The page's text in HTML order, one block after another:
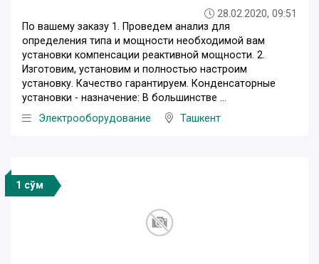
28.02.2020, 09:51
По вашему заказу 1. Проведем анализ для
определения типа и мощности необходимой вам
установки компенсации реактивной мощности. 2.
Изготовим, установим и полностью настроим
установку. Качество гарантируем. Конденсаторные
установки - назначение: В большинстве ...
Электрооборудование
Ташкент
1 сўм